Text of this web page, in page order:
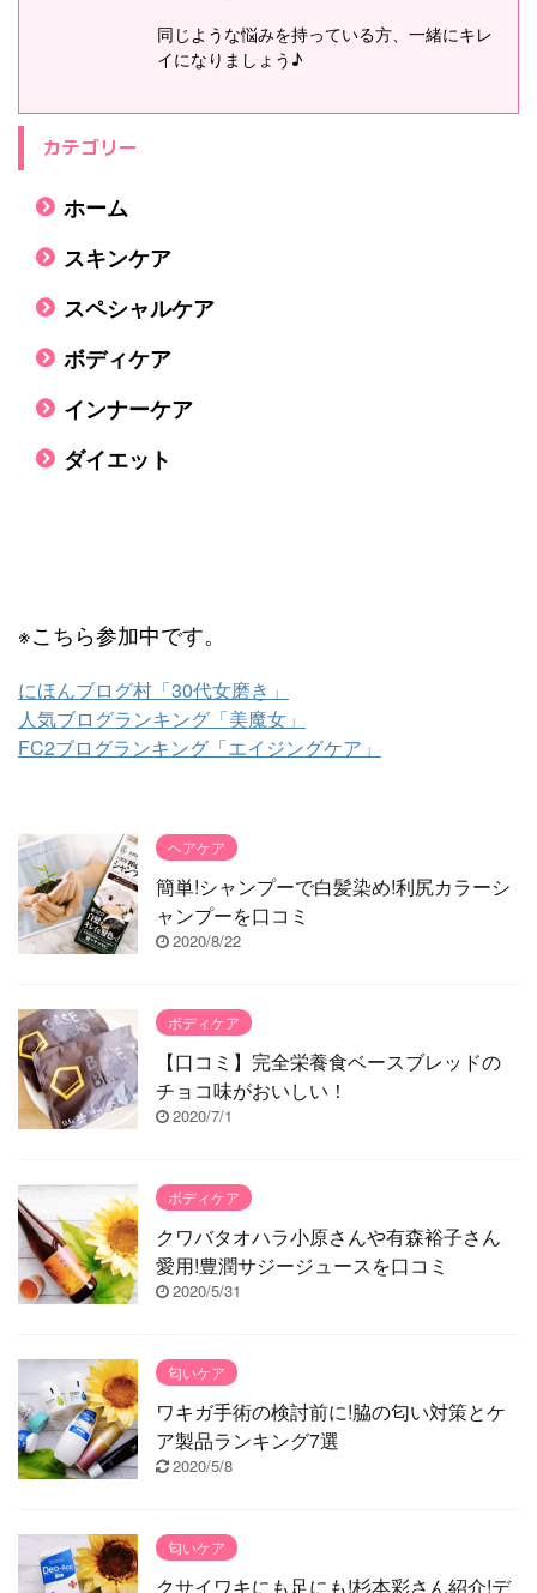
同じような悩みを持っている方、一緒にキレ
イになりましょう♪
カテゴリー
ホーム
スキンケア
スペシャルケア
ボディケア
インナーケア
ダイエット
※こちら参加中です。
にほんブログ村「30代女磨き」
人気ブログランキング「美魔女」
FC2ブログランキング「エイジングケア」
ヘアケア
簡単!シャンプーで白髪染め!利尻カラーシ
ャンプーを口コミ
2020/8/22
ボディケア
【口コミ】完全栄養食ベースブレッドの
チョコ味がおいしい！
2020/7/1
ボディケア
クワバタオハラ小原さんや有森裕子さん
愛用!豊潤サジージュースを口コミ
2020/5/31
匂いケア
ワキガ手術の検討前に!脇の匂い対策とケ
ア製品ランキング7選
2020/5/8
匂いケア
クサイワキにも足にも!杉本彩さん紹介!デ